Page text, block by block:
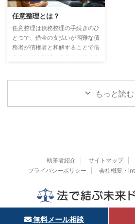
無料メール相談
ツオへの支払いができず、何かし
らの対応をしなければあっという
間に被害が拡大します。 今回の
相談者Bさんが陥ってしまってい
たケースがそれにあたります。
任意整理とは？
任意整理は債務整理の手続きのひ
とつで、借金の支払いが困難な債
務者が債権者と和解することで借
しています。 任意整理とは 任
意整理は、債権者（消費者金融な
損害金の免除、残りの借金を分割
払いにして毎月の支払額を下げる
もっと読む
執筆者紹介 サイトマップ
プライバシーポリシー
会社概要・
© 2026 法で結ぶ未来ド